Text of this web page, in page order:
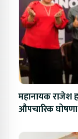
महानायक राजेश
औपचारिक घोषणा